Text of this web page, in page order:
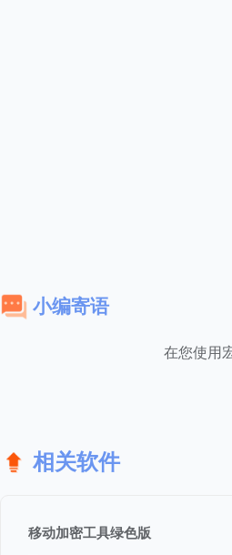
小编寄语
在您使用
相关软件
移动加密工具绿色版